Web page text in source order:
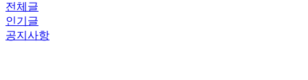
전체글
인기글
공지사항